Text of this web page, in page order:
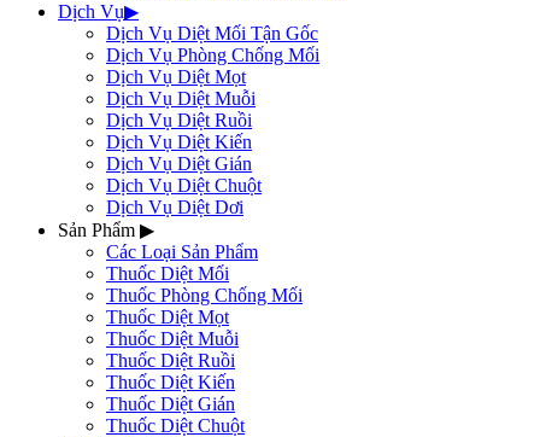
Dịch Vụ▶
Dịch Vụ Diệt Mối Tận Gốc
Dịch Vụ Phòng Chống Mối
Dịch Vụ Diệt Mọt
Dịch Vụ Diệt Muỗi
Dịch Vụ Diệt Ruồi
Dịch Vụ Diệt Kiến
Dịch Vụ Diệt Gián
Dịch Vụ Diệt Chuột
Dịch Vụ Diệt Dơi
Sản Phẩm ▶
Các Loại Sản Phẩm
Thuốc Diệt Mối
Thuốc Phòng Chống Mối
Thuốc Diệt Mọt
Thuốc Diệt Muỗi
Thuốc Diệt Ruồi
Thuốc Diệt Kiến
Thuốc Diệt Gián
Thuốc Diệt Chuột